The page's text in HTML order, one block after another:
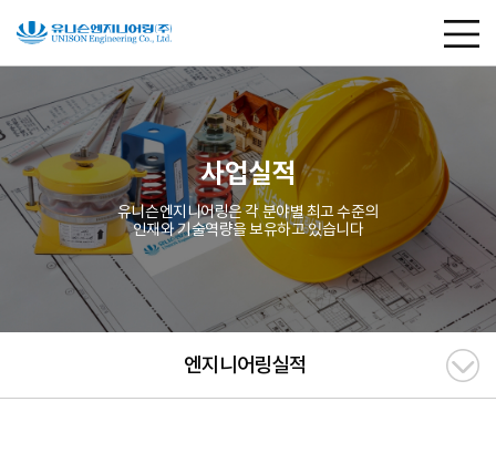
사업실적
유니슨엔지니어링은 각 분야별 최고 수준의
인재와 기술역량을 보유하고 있습니다
엔지니어링실적